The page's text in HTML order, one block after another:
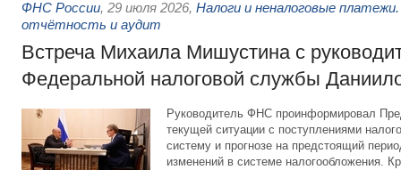
ФНС России, 29 июля 2026, Налоги и неналоговые
отчётность и аудит
Встреча Михаила Мишустина с
Федеральной налоговой службы
Руководитель ФНС проинформировал
текущей ситуации с поступлениями
систему и прогнозе на предстоящий
изменений в системе налогообложения.